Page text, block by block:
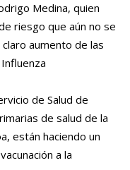
Medina, quien
riesgo que aún no se
aumento de las
de Salud de
de salud de la
están haciendo un
a la